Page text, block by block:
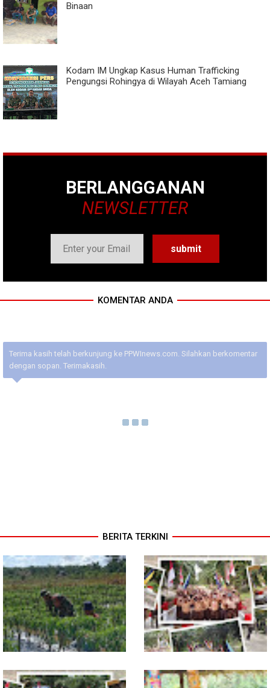
Binaan
Kodam IM Ungkap Kasus Human Trafficking
Pengungsi Rohingya di Wilayah Aceh Tamiang
BERLANGGANAN
NEWSLETTER
KOMENTAR ANDA
Terima kasih telah berkunjung ke PPWInews.com. Silahkan berkomentar
dengan sopan. Terimakasih.
BERITA TERKINI